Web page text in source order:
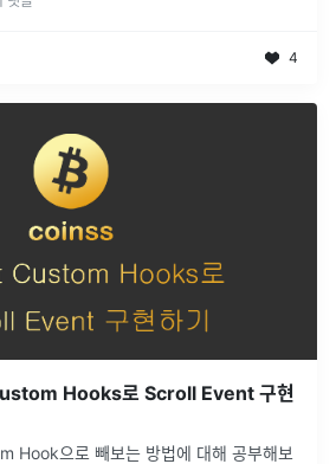
4
Hooks로 Scroll Event 구현
Hook으로 빼보는 방법에 대해 공부해보